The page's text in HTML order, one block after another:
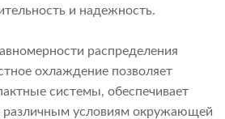
и надежность.
распределения
охлаждение позволяет
системы, обеспечивает
условиям окружающей